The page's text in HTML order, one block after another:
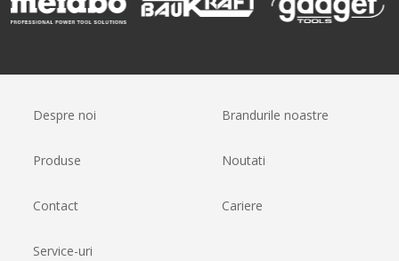
Despre noi Brandurile noastre
Produse Noutati
Contact Cariere
Service-uri